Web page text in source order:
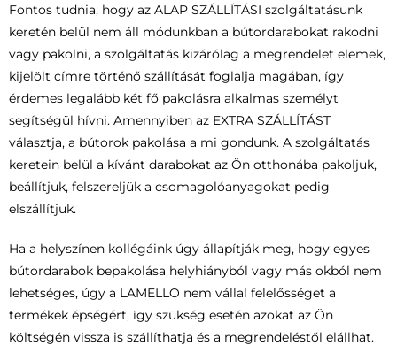
Fontos tudnia, hogy az ALAP SZÁLLÍTÁSI szolgáltatásunk
keretén belül nem áll módunkban a bútordarabokat rakodni
vagy pakolni, a szolgáltatás kizárólag a megrendelet elemek,
kijelölt címre történő szállítását foglalja magában, így
érdemes legalább két fő pakolásra alkalmas személyt
segítségül hívni. Amennyiben az EXTRA SZÁLLÍTÁST
választja, a bútorok pakolása a mi gondunk. A szolgáltatás
keretein belül a kívánt darabokat az Ön otthonába pakoljuk,
beállítjuk, felszereljük a csomagolóanyagokat pedig
elszállítjuk.
Ha a helyszínen kollégáink úgy állapítják meg, hogy egyes
bútordarabok bepakolása helyhiányból vagy más okból nem
lehetséges, úgy a LAMELLO nem vállal felelősséget a
termékek épségért, így szükség esetén azokat az Ön
költségén vissza is szállíthatja és a megrendeléstől elállhat.